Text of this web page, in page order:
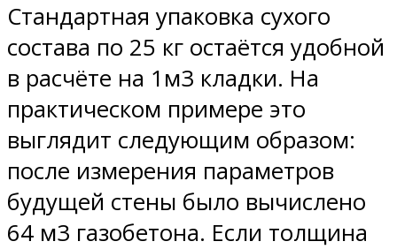
Стандартная упаковка сухого
состава по 25 кг остаётся удобной
в расчёте на 1м3 кладки. На
практическом примере это
выглядит следующим образом:
после измерения параметров
будущей стены было вычислено
64 м3 газобетона. Если толщина